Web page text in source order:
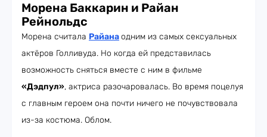
Морена Баккарин и Райан
Рейнольдс
Морена считала Райанаодним из самых сексуальных
актёров Голливуда. Но когда ей представилась
возможность сняться вместе с ним в фильме
«Дэдпул», актриса разочаровалась. Во время поцелуя
с главным героем она почти ничего не почувствовала
из-за костюма. Облом.